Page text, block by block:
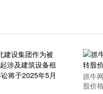
抓牛
股价